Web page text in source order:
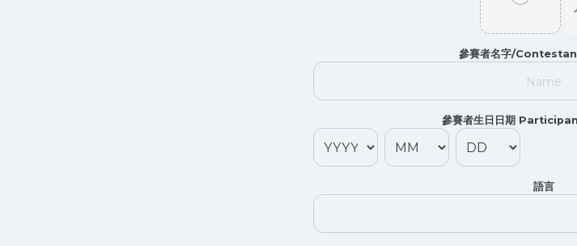
參賽者名字/
參賽者生日日期
語言